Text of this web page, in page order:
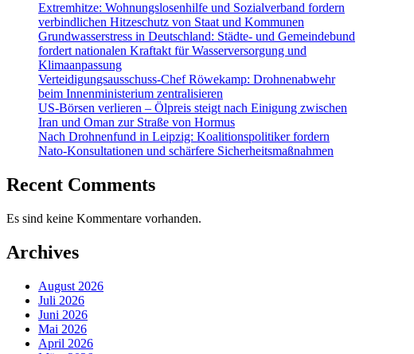
Extremhitze: Wohnungslosenhilfe und Sozialverband fordern
verbindlichen Hitzeschutz von Staat und Kommunen
Grundwasserstress in Deutschland: Städte- und Gemeindebund
fordert nationalen Kraftakt für Wasserversorgung und
Klimaanpassung
Verteidigungsausschuss-Chef Röwekamp: Drohnenabwehr
beim Innenministerium zentralisieren
US-Börsen verlieren – Ölpreis steigt nach Einigung zwischen
Iran und Oman zur Straße von Hormus
Nach Drohnenfund in Leipzig: Koalitionspolitiker fordern
Nato-Konsultationen und schärfere Sicherheitsmaßnahmen
Recent Comments
Es sind keine Kommentare vorhanden.
Archives
August 2026
Juli 2026
Juni 2026
Mai 2026
April 2026